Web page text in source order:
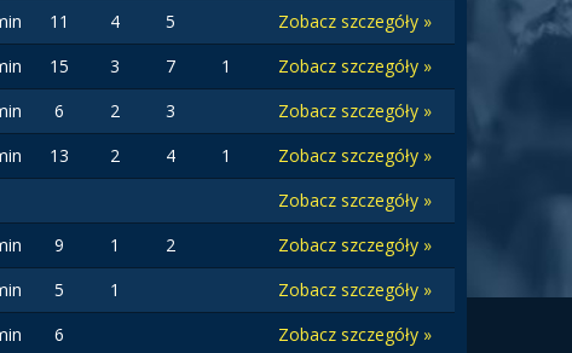
11 4 5
Zobacz szczegóły »
15 3 7 1
Zobacz szczegóły »
6 2 3
Zobacz szczegóły »
13 2 4 1
Zobacz szczegóły »
Zobacz szczegóły »
9 1 2
Zobacz szczegóły »
5 1
Zobacz szczegóły »
6
Zobacz szczegóły »